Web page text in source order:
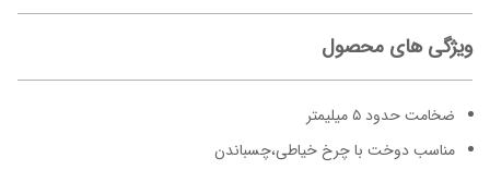
ویژگی های محصول
ضخامت حدود ۵ میلیمتر
مناسب دوخت با چرخ خیاطی،چسباندن